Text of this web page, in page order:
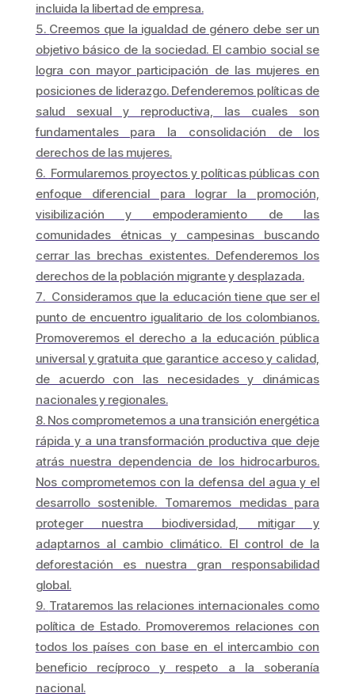
incluida la libertad de empresa.
Creemos que la igualdad de género debe ser un
objetivo básico de la sociedad. El cambio social se
logra con mayor participación de las mujeres en
posiciones de liderazgo. Defenderemos políticas de
salud sexual y reproductiva, las cuales son
fundamentales para la consolidación de los
derechos de las mujeres.
Formularemos proyectos y políticas públicas con
enfoque diferencial para lograr la promoción,
visibilización y empoderamiento de las
comunidades étnicas y campesinas buscando
cerrar las brechas existentes. Defenderemos los
derechos de la población migrante y desplazada.
Consideramos que la educación tiene que ser el
punto de encuentro igualitario de los colombianos.
Promoveremos el derecho a la educación pública
universal y gratuita que garantice acceso y calidad,
de acuerdo con las necesidades y dinámicas
nacionales y regionales.
Nos comprometemos a una transición energética
rápida y a una transformación productiva que deje
atrás nuestra dependencia de los hidrocarburos.
Nos comprometemos con la defensa del agua y el
desarrollo sostenible. Tomaremos medidas para
proteger nuestra biodiversidad, mitigar y
adaptarnos al cambio climático. El control de la
deforestación es nuestra gran responsabilidad
global.
Trataremos las relaciones internacionales como
política de Estado. Promoveremos relaciones con
todos los países con base en el intercambio con
beneficio recíproco y respeto a la soberanía
nacional.